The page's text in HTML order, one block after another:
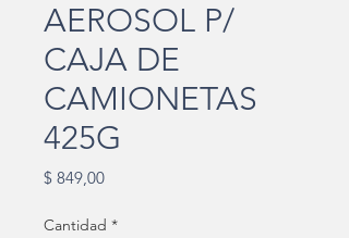
AEROSOL P/
CAJA DE
CAMIONETAS
425G
$ 849,00Precio
Cantidad *